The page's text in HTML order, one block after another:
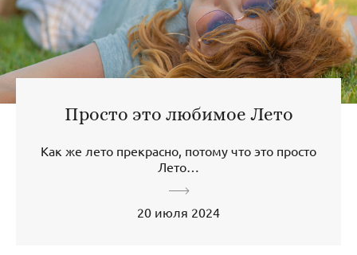
Просто это любимое Лето
Как же лето прекрасно, потому что это просто
Лето…
20 июля 2024